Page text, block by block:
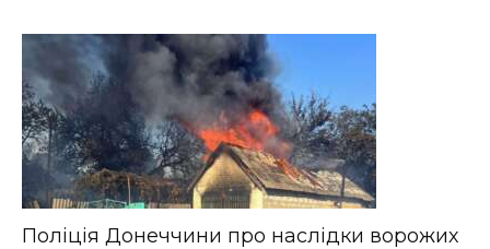
Поліція Донеччини про наслідки ворожих